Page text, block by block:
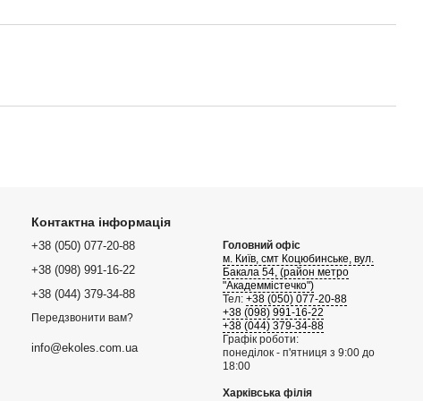
Контактна інформація
+38 (050) 077-20-88
+38 (098) 991-16-22
+38 (044) 379-34-88
Передзвонити вам?
info@ekoles.com.ua
Головний офіс
м. Київ, смт Коцюбинське, вул.
Бакала 54, (район метро
"Академмістечко")
Тел: +38 (050) 077-20-88
+38 (098) 991-16-22
+38 (044) 379-34-88
Графік роботи:
понеділок - п'ятниця з 9:00 до
18:00
Харківська філія